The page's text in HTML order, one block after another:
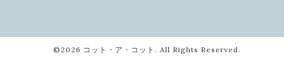
©2026 コット・ア・コット . All Rights Reserved.